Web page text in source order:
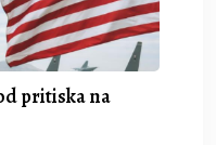
pritiska na